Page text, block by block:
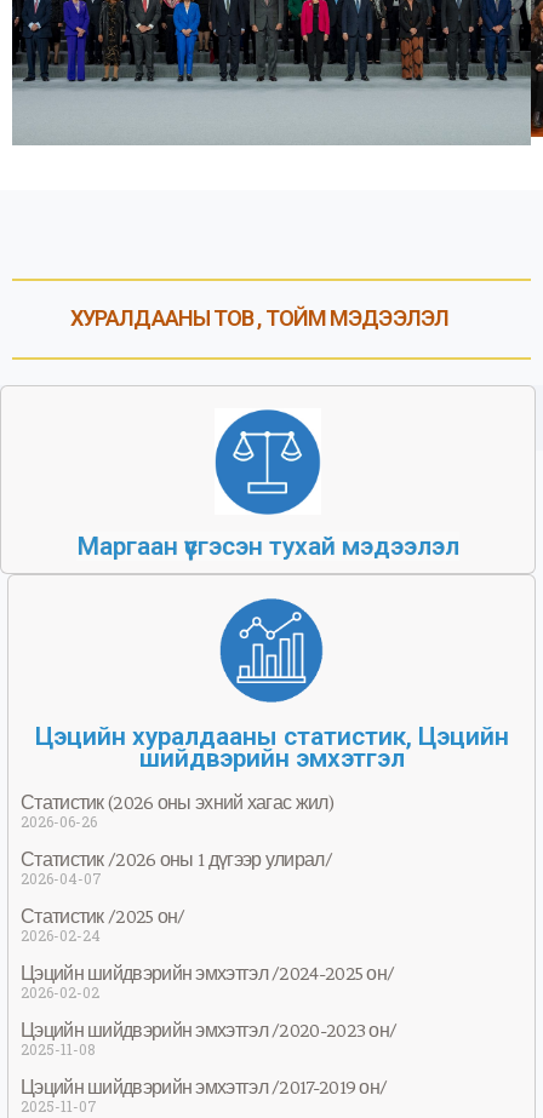
ХУРАЛДААНЫ ТОВ , ТОЙМ МЭДЭЭЛЭЛ
Маргаан үүсгэсэн тухай мэдээлэл
Цэцийн хуралдааны статистик, Цэцийн
шийдвэрийн эмхэтгэл
Статистик (2026 оны эхний хагас жил)
2026-06-26
Статистик /2026 оны 1 дүгээр улирал/
2026-04-07
Статистик /2025 он/
2026-02-24
Цэцийн шийдвэрийн эмхэтгэл /2024-2025 он/
2026-02-02
Цэцийн шийдвэрийн эмхэтгэл /2020-2023 он/
2025-11-08
Цэцийн шийдвэрийн эмхэтгэл /2017-2019 он/
2025-11-07